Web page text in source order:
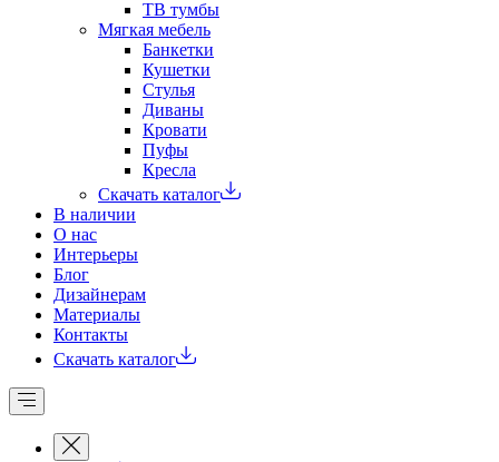
ТВ тумбы
Мягкая мебель
Банкетки
Кушетки
Стулья
Диваны
Кровати
Пуфы
Кресла
Скачать каталог
В наличии
О нас
Интерьеры
Блог
Дизайнерам
Материалы
Контакты
Скачать каталог